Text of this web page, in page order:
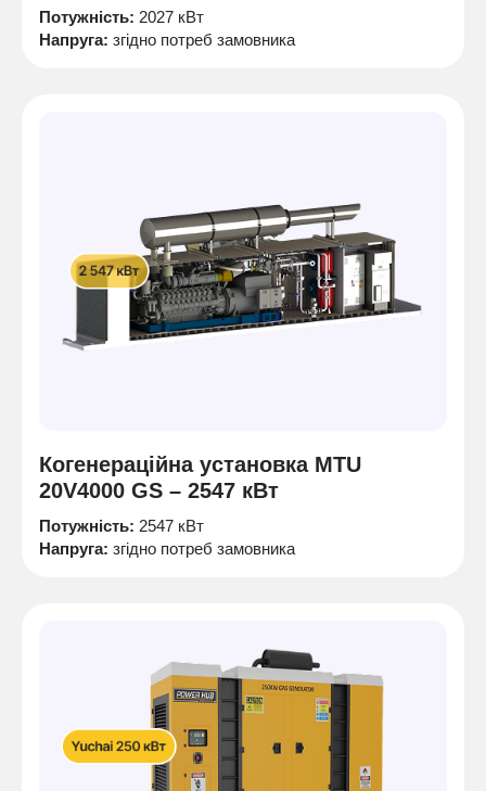
Потужність: 2027 кВт
Напруга: згідно потреб замовника
Когенераційна установка MTU
20V4000 GS – 2547 кВт
Потужність: 2547 кВт
Напруга: згідно потреб замовника